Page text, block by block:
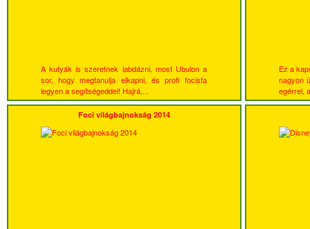
A kutyák is szeretnek labdázni, most Ubulon a
sor, hogy megtanulja elkapni, és profi focista
legyen a segítségeddel! Hajrá,...
Ez a
nagyon
egérrel,
Foci világbajnokság 2014